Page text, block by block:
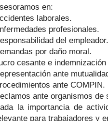
en:
laborales.
profesionales.
del empleador.
por daño moral.
cesante e
ante
ante COMPIN.
ante organismos de
la importancia de
para trabajadores y